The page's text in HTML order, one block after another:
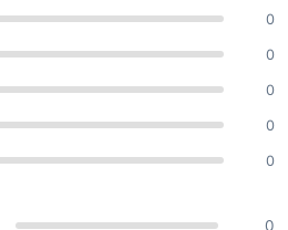
0
0
0
0
0
0